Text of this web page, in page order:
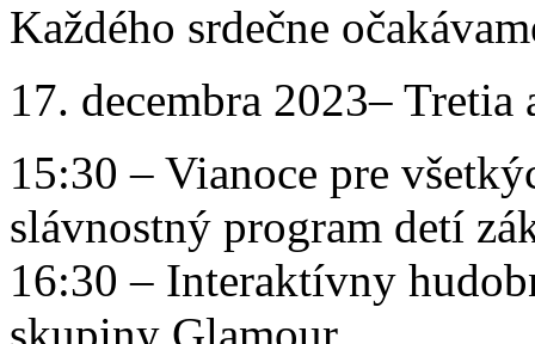
Každého srdečne
17. decembra 2023– Tretia
15:30 – Vianoce pre
slávnostný program detí
16:30 – Interaktívny